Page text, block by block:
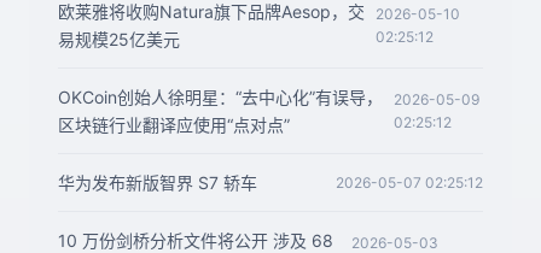
欧莱雅将收购Natura旗下品牌Aesop，交
易规模25亿美元
2026-05-10
02:25:12
OKCoin创始人徐明星：“去中心化”有误导，
区块链行业翻译应使用“点对点”
2026-05-09
02:25:12
华为发布新版智界 S7 轿车 2026-05-07 02:25:12
10 万份剑桥分析文件将公开 涉及 68
2026-05-03